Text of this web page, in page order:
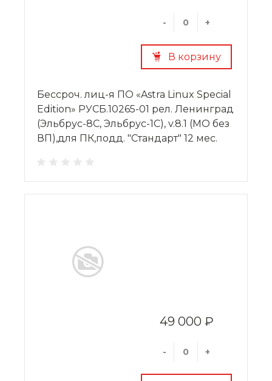
- +
В корзину
Бессроч. лиц-я ПО «Astra Linux Special
Edition» РУСБ.10265-01 рел. Ленинград
(Эльбрус-8С, Эльбрус-1С), v.8.1 (МО без
ВП),для ПК,подд. "Стандарт" 12 мес.
49 000 ₽
- +